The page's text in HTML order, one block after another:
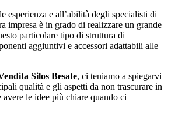
esperienza e all’abilità degli specialisti di
impresa è in grado di realizzare un grande
particolare tipo di struttura di
aggiuntivi e accessori adattabili alle
Silos Besate, ci teniamo a spiegarvi
qualità e gli aspetti da non trascurare in
avere le idee più chiare quando ci